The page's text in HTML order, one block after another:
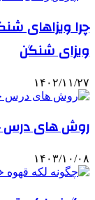
چرا ویزاهای
ویزای شنگن
۱۴۰۲/۱۱/۲۷
روش های درس
۱۴۰۳/۱۰/۰۸